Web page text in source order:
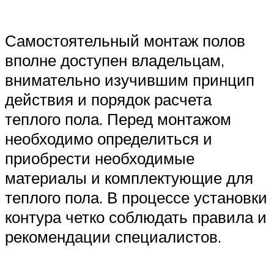
Самостоятельный монтаж полов
вполне доступен владельцам,
внимательно изучившим принцип
действия и порядок расчета
теплого пола. Перед монтажом
необходимо определиться и
приобрести необходимые
материалы и комплектующие для
теплого пола. В процессе установки
контура четко соблюдать правила и
рекомендации специалистов.